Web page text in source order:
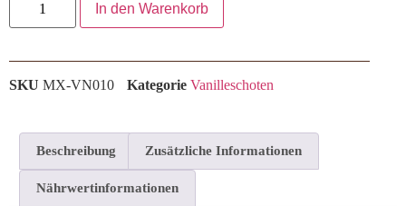
In den Warenkorb
SKU MX-VN010 Kategorie Vanilleschoten
Beschreibung Zusätzliche Informationen
Nährwertinformationen